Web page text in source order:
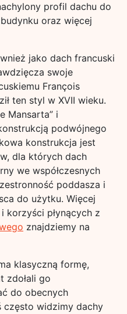
profil dachu do
oraz więcej
jako dach francuski
swoje
François
ten styl w XVII wieku.
Mansarta” i
podwójnego
konstrukcja jest
dla których dach
we współczesnych
poddasza i
do użytku. Więcej
korzyści płynących z
znajdziemy na
klasyczną formę,
zdołali go
do obecnych
często widzimy dachy